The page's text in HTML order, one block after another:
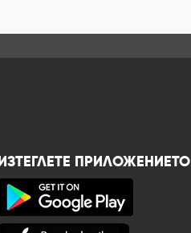
ИЗТЕГЛЕТЕ ПРИЛОЖЕНИЕТО